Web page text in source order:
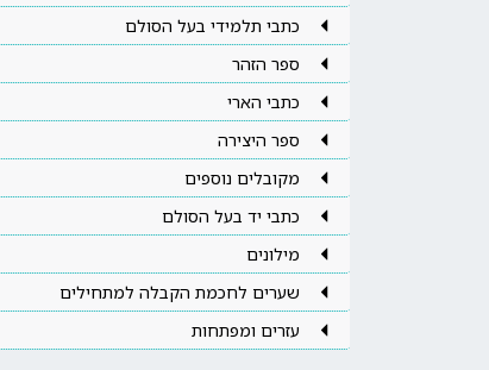
כתבי תלמידי בעל הסולם
ספר הזהר
כתבי הארי
ספר היצירה
מקובלים נוספים
כתבי יד בעל הסולם
מילונים
שערים לחכמת הקבלה למתחילים
עזרים ומפתחות